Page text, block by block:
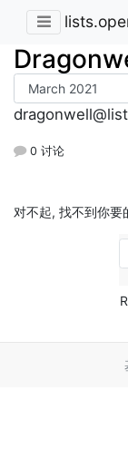
0 讨论
对不起, 找不到你要